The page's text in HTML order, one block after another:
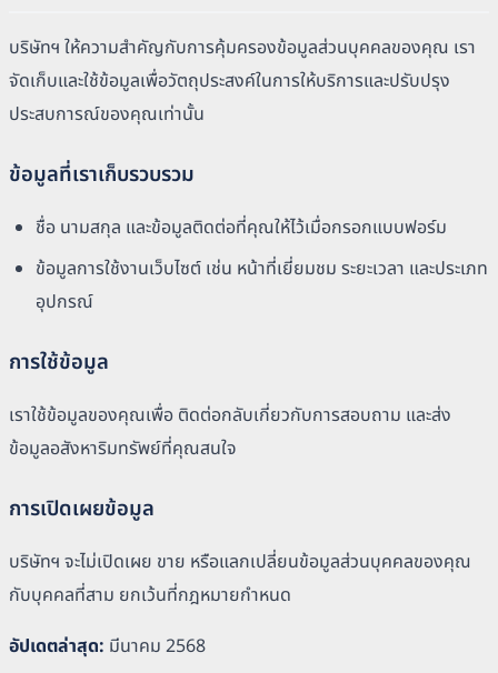
บริษัทฯ ให้ความสำคัญกับการคุ้มครองข้อมูลส่วนบุคคลของคุณ เรา
จัดเก็บและใช้ข้อมูลเพื่อวัตถุประสงค์ในการให้บริการและปรับปรุง
ประสบการณ์ของคุณเท่านั้น
ข้อมูลที่เราเก็บรวบรวม
ชื่อ นามสกุล และข้อมูลติดต่อที่คุณให้ไว้เมื่อกรอกแบบฟอร์ม
ข้อมูลการใช้งานเว็บไซต์ เช่น หน้าที่เยี่ยมชม ระยะเวลา และประเภท
อุปกรณ์
การใช้ข้อมูล
เราใช้ข้อมูลของคุณเพื่อ ติดต่อกลับเกี่ยวกับการสอบถาม และส่ง
ข้อมูลอสังหาริมทรัพย์ที่คุณสนใจ
การเปิดเผยข้อมูล
บริษัทฯ จะไม่เปิดเผย ขาย หรือแลกเปลี่ยนข้อมูลส่วนบุคคลของคุณ
กับบุคคลที่สาม ยกเว้นที่กฎหมายกำหนด
อัปเดตล่าสุด: มีนาคม 2568